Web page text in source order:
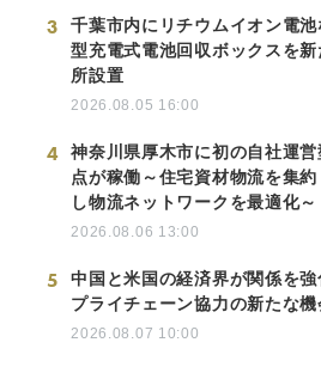
3
千葉市内にリチウムイオン電
型充電式電池回収ボックスを
所設置
2026.08.05 16:00
4
神奈川県厚木市に初の自社運
点が稼働～住宅資材物流を集
し物流ネットワークを最適化～
2026.08.06 13:00
5
中国と米国の経済界が関係を
プライチェーン協力の新たな
2026.08.07 10:00